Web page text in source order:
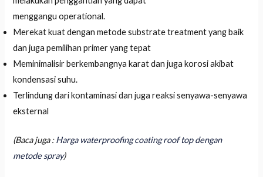
menggangu operational.
Merekat kuat dengan metode substrate treatment yang baik
dan juga pemilihan primer yang tepat
Meminimalisir berkembangnya karat dan juga korosi akibat
kondensasi suhu.
Terlindung dari kontaminasi dan juga reaksi senyawa-senyawa
eksternal
(Baca juga :Harga waterproofing coating roof top dengan
metode spray)